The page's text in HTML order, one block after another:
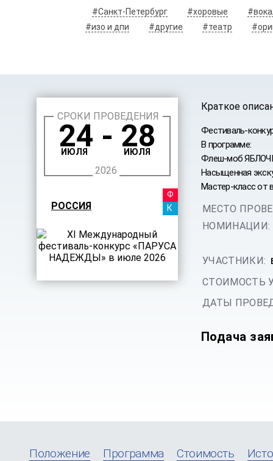
#Санкт-Петербург #хоровые
#изо и дпи
#другие #театр
СРОКИ ПРОВЕДЕНИЯ
24 - 28
ИЮЛЯ ИЮЛЯ
2026
РОССИЯ
Краткое
Фестиваль-
В программе:
Флеш-моб
Насыщенная
Мастер-класс от
МЕСТО
НОМИНАЦИИ:
УЧАСТНИКИ:
СТОИМОСТЬ
ДАТЫ
Подача
Положение Программа Стоимость